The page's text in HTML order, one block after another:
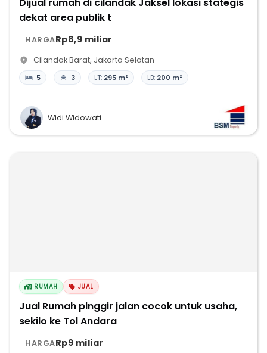
dekat area publik t
HARGARp8,9 miliar
Cilandak Barat, Jakarta Selatan
5 3 LT: 295 m² LB: 200 m²
Widi Widowati
RUMAH JUAL
Jual Rumah pinggir jalan cocok untuk usaha,
sekilo ke Tol Andara
HARGARp9 miliar